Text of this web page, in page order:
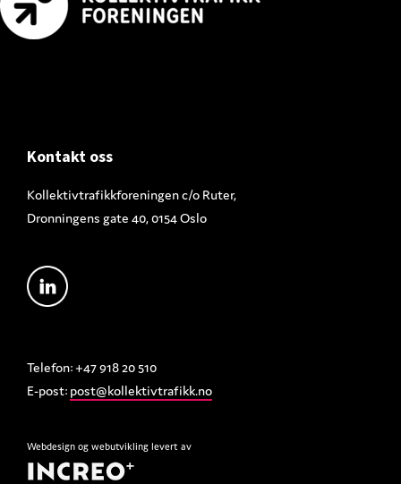
Footer
Kontakt oss
Kollektivtrafikkforeningen c/o Ruter,
Dronningens gate 40, 0154 Oslo
Telefon: +47 918 20 510
E-post: post@kollektivtrafikk.no
Webdesign og webutvikling levert av